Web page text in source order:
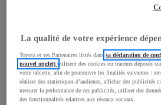
Longueur
4 186 mm
Hauteur
1 537
La qualité de votre expérience
Toyota et ses Partenaires listés danssa déclaration de
nouvel onglet)utilisent des cookies ou traceurs déposés
votre tablette, afin de poursuivre les finalités suivantes :
réaliser des statistiques d’audience, afficher des publicités
mesurer la performance de ces publicités, utiliser des
des fonctionnalités relatives aux réseaux sociaux.